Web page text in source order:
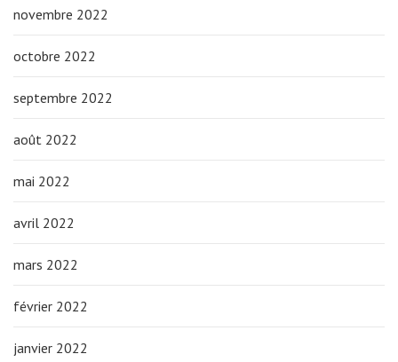
novembre 2022
octobre 2022
septembre 2022
août 2022
mai 2022
avril 2022
mars 2022
février 2022
janvier 2022